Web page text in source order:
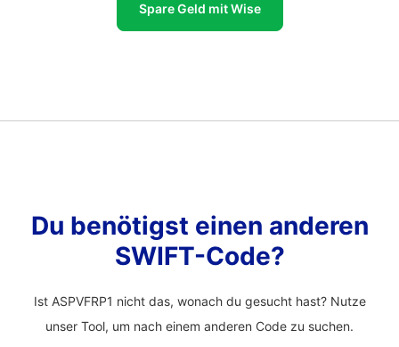
Spare Geld mit Wise
Du benötigst einen anderen
SWIFT-Code?
Ist ASPVFRP1 nicht das, wonach du gesucht hast? Nutze
unser Tool, um nach einem anderen Code zu suchen.